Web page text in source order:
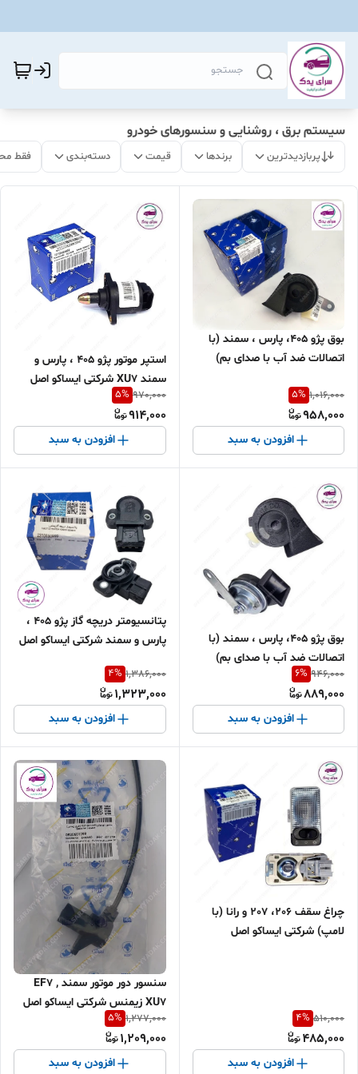
سیستم برق ، روشنایی و سنسورهای خودرو
پربازدیدترین برندها قیمت دسته‌بندی فقط
بوق پژو 405، پارس ، سمند (با
اتصالات ضد آب با صدای بم)
1,016,000
5%
958,000
افزودن به سبد
استپر موتور پژو 405 ، پارس و
سمند XU7 شرکتی ایساکو اصل
1010400699
970,000
5%
914,000
افزودن به سبد
بوق پژو 405، پارس ، سمند (با
اتصالات ضد آب با صدای بم)
شرکتي ACE اصلي
946,000
6%
889,000
افزودن به سبد
پتانسیومتر دریچه گاز پژو 405 ،
پارس و سمند شرکتی ایساکو اصل
1,386,000
4%
1,323,000
افزودن به سبد
چراغ سقف 206، 207 و رانا (با
لامپ) شرکتی ایساکو اصل
510,000
4%
485,000
افزودن به سبد
سنسور دور موتور سمند EF7 ,
XU7 زیمنس شرکتی ایساکو اصل
0920601099
1,277,000
5%
1,209,000
افزودن به سبد